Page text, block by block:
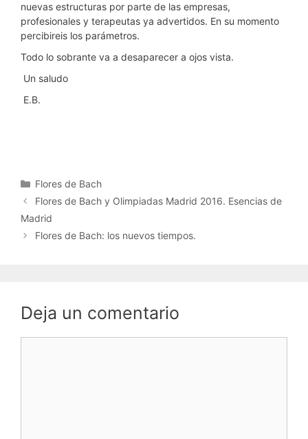
nuevas estructuras por parte de las empresas,
profesionales y terapeutas ya advertidos. En su momento
percibireis los parámetros.
Todo lo sobrante va a desaparecer a ojos vista.
Un saludo
E.B.
Categorías
Flores de Bach
Flores de Bach y Olimpiadas Madrid 2016. Esencias de
Madrid
Flores de Bach: los nuevos tiempos.
Deja un comentario